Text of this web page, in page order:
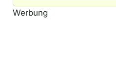
l
Werbung